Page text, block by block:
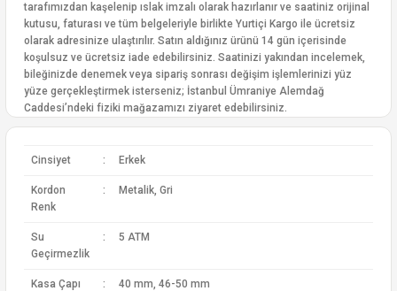
tarafımızdan kaşelenip ıslak imzalı olarak hazırlanır ve saatiniz orijinal
kutusu, faturası ve tüm belgeleriyle birlikte Yurtiçi Kargo ile ücretsiz
olarak adresinize ulaştırılır. Satın aldığınız ürünü 14 gün içerisinde
koşulsuz ve ücretsiz iade edebilirsiniz. Saatinizi yakından incelemek,
bileğinizde denemek veya sipariş sonrası değişim işlemlerinizi yüz
yüze gerçekleştirmek isterseniz; İstanbul Ümraniye Alemdağ
Caddesi’ndeki fiziki mağazamızı ziyaret edebilirsiniz.
Cinsiyet : Erkek
Kordon
Renk
: Metalik, Gri
Su
Geçirmezlik
: 5 ATM
Kasa Çapı : 40 mm, 46-50 mm